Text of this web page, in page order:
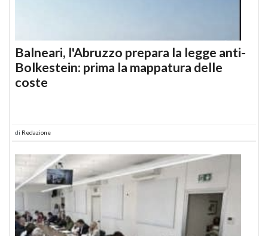
Balneari, l'Abruzzo prepara la legge anti-
Bolkestein: prima la mappatura delle
coste
di Redazione